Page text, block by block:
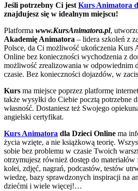
Jeśli potrzebny Ci jestKurs Animatora
znajdujesz się w idealnym miejscu!
Platforma www.KursAnimatora.pl,
Akademię Animatora – lidera szkoleń z
Polsce, da Ci możliwość ukończenia Kurs
Online bez konieczności wychodzenia z
możliwość zrealizowania w odpowiednim
czasie. Bez konieczności dojazdów, w
Kurs ma miejsce poprzez platformę
także wysyłki do Ciebie pocztą potrzebne
własność. Dostaniesz też Swojego
angielski certyfikat.
Kurs Animatora dla Dzieci Online ma
życia wzięte, a nie książkową teorię.
sobie bez problemu w czasie Twoich
otrzymujesz również dostęp do
kolei, zdjęć, nagrań, podcastów, testów
wiedzę, bazy sprawdzonych inspiracji na
dziećmi i wiele więcej!…